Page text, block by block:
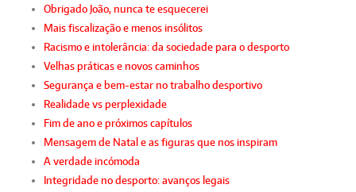
Obrigado João, nunca te esquecerei
Mais fiscalização e menos insólitos
Racismo e intolerância: da sociedade para o desporto
Velhas práticas e novos caminhos
Segurança e bem-estar no trabalho desportivo
Realidade vs perplexidade
Fim de ano e próximos capítulos
Mensagem de Natal e as figuras que nos inspiram
A verdade incómoda
Integridade no desporto: avanços legais